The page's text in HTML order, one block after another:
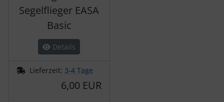
Segelflieger EASA
Basic
Details
Lieferzeit: 3-4 Tage
6,00 EUR